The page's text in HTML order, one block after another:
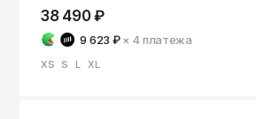
38 490 ₽
9 623 ₽ × 4платежа
XS S L XL